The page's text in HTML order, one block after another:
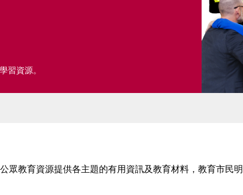
習資源。
眾教育資源提供各主題的有用資訊及教育材料，教育市民明